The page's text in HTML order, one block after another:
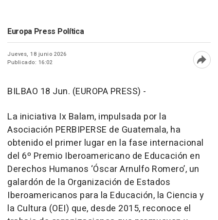
Europa Press Política
Jueves, 18 junio 2026
Publicado: 16:02
BILBAO 18 Jun. (EUROPA PRESS) -
La iniciativa Ix Balam, impulsada por la
Asociación PERBIPERSE de Guatemala, ha
obtenido el primer lugar en la fase internacional
del 6º Premio Iberoamericano de Educación en
Derechos Humanos ‘Óscar Arnulfo Romero’, un
galardón de la Organización de Estados
Iberoamericanos para la Educación, la Ciencia y
la Cultura (OEI) que, desde 2015, reconoce el